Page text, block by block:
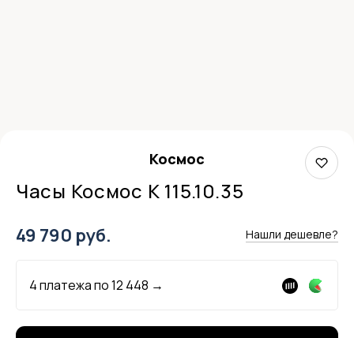
Космос
Часы Космос K 115.10.35
49 790 руб. Нашли дешевле?
4 платежа по12 448 →